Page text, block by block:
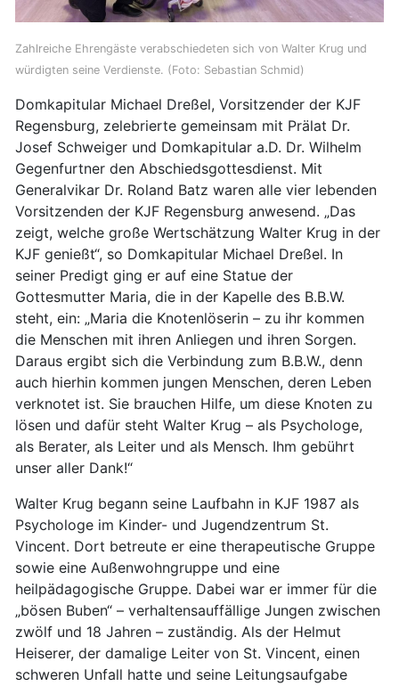
Zahlreiche Ehrengäste verabschiedeten sich von Walter Krug und
würdigten seine Verdienste. (Foto: Sebastian Schmid)
Domkapitular Michael Dreßel, Vorsitzender der KJF
Regensburg, zelebrierte gemeinsam mit Prälat Dr.
Josef Schweiger und Domkapitular a.D. Dr. Wilhelm
Gegenfurtner den Abschiedsgottesdienst. Mit
Generalvikar Dr. Roland Batz waren alle vier lebenden
Vorsitzenden der KJF Regensburg anwesend. „Das
zeigt, welche große Wertschätzung Walter Krug in der
KJF genießt“, so Domkapitular Michael Dreßel. In
seiner Predigt ging er auf eine Statue der
Gottesmutter Maria, die in der Kapelle des B.B.W.
steht, ein: „Maria die Knotenlöserin – zu ihr kommen
die Menschen mit ihren Anliegen und ihren Sorgen.
Daraus ergibt sich die Verbindung zum B.B.W., denn
auch hierhin kommen jungen Menschen, deren Leben
verknotet ist. Sie brauchen Hilfe, um diese Knoten zu
lösen und dafür steht Walter Krug – als Psychologe,
als Berater, als Leiter und als Mensch. Ihm gebührt
unser aller Dank!“
Walter Krug begann seine Laufbahn in KJF 1987 als
Psychologe im Kinder- und Jugendzentrum St.
Vincent. Dort betreute er eine therapeutische Gruppe
sowie eine Außenwohngruppe und eine
heilpädagogische Gruppe. Dabei war er immer für die
„bösen Buben“ – verhaltensauffällige Jungen zwischen
zwölf und 18 Jahren – zuständig. Als der Helmut
Heiserer, der damalige Leiter von St. Vincent, einen
schweren Unfall hatte und seine Leitungsaufgabe